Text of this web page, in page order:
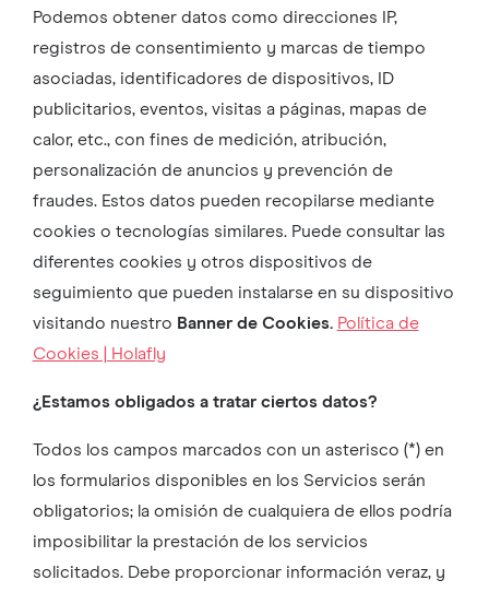
Podemos obtener datos como direcciones IP,
registros de consentimiento y marcas de tiempo
asociadas, identificadores de dispositivos, ID
publicitarios, eventos, visitas a páginas, mapas de
calor, etc., con fines de medición, atribución,
personalización de anuncios y prevención de
fraudes. Estos datos pueden recopilarse mediante
cookies o tecnologías similares. Puede consultar las
diferentes cookies y otros dispositivos de
seguimiento que pueden instalarse en su dispositivo
visitando nuestro Banner de Cookies. Política de
Cookies | Holafly
¿Estamos obligados a tratar ciertos datos?
Todos los campos marcados con un asterisco (*) en
los formularios disponibles en los Servicios serán
obligatorios; la omisión de cualquiera de ellos podría
imposibilitar la prestación de los servicios
solicitados. Debe proporcionar información veraz, y